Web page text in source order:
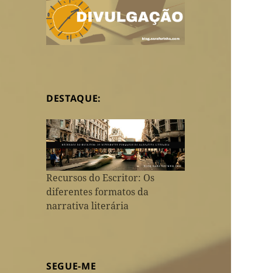
DESTAQUE:
Recursos do Escritor: Os
diferentes formatos da
narrativa literária
SEGUE-ME